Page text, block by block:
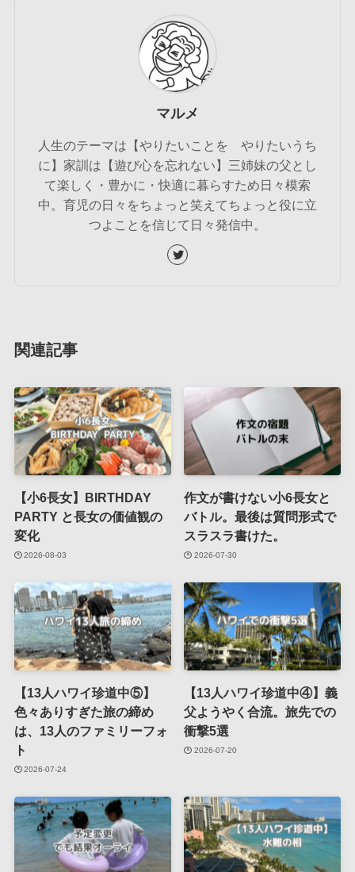
マルメ
人生のテーマは【やりたいことを やりたいうち
に】家訓は【遊び心を忘れない】三姉妹の父とし
て楽しく・豊かに・快適に暮らすため日々模索
中。育児の日々をちょっと笑えてちょっと役に立
つよことを信じて日々発信中。
関連記事
【小6長女】BIRTHDAY
PARTY と長女の価値観の
変化
2026-08-03
作文が書けない小6長女と
バトル。最後は質問形式で
スラスラ書けた。
2026-07-30
【13人ハワイ珍道中⑤】
色々ありすぎた旅の締め
は、13人のファミリーフォ
ト
2026-07-24
【13人ハワイ珍道中④】義
父ようやく合流。旅先での
衝撃5選
2026-07-20